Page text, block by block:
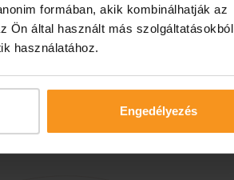
formában, akik kombinálhatják az
Ön által használt más szolgáltatásokból
használatához.
Engedélyezés